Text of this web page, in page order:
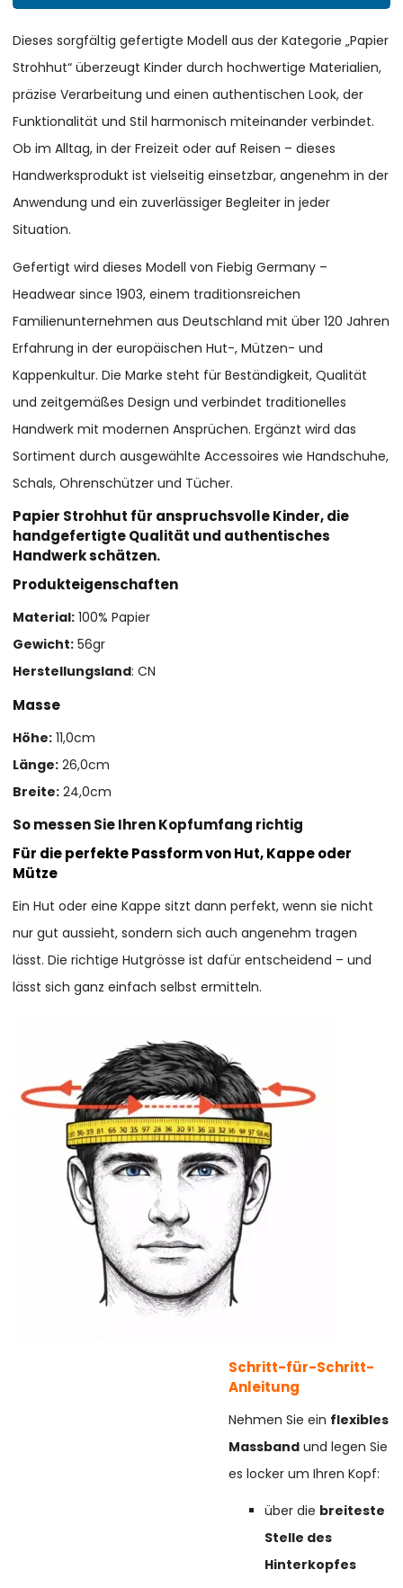
Dieses sorgfältig gefertigte Modell aus der Kategorie „Papier
Strohhut“ überzeugt Kinder durch hochwertige Materialien,
präzise Verarbeitung und einen authentischen Look, der
Funktionalität und Stil harmonisch miteinander verbindet.
Ob im Alltag, in der Freizeit oder auf Reisen – dieses
Handwerksprodukt ist vielseitig einsetzbar, angenehm in der
Anwendung und ein zuverlässiger Begleiter in jeder
Situation.
Gefertigt wird dieses Modell von Fiebig Germany –
Headwear since 1903, einem traditionsreichen
Familienunternehmen aus Deutschland mit über 120 Jahren
Erfahrung in der europäischen Hut-, Mützen- und
Kappenkultur. Die Marke steht für Beständigkeit, Qualität
und zeitgemäßes Design und verbindet traditionelles
Handwerk mit modernen Ansprüchen. Ergänzt wird das
Sortiment durch ausgewählte Accessoires wie Handschuhe,
Schals, Ohrenschützer und Tücher.
Papier Strohhut für anspruchsvolle Kinder, die
handgefertigte Qualität und authentisches
Handwerk schätzen.
Produkteigenschaften
Material: 100% Papier
Gewicht: 56gr
Herstellungsland: CN
Masse
Höhe: 11,0cm
Länge: 26,0cm
Breite: 24,0cm
So messen Sie Ihren Kopfumfang richtig
Für die perfekte Passform von Hut, Kappe oder
Mütze
Ein Hut oder eine Kappe sitzt dann perfekt, wenn sie nicht
nur gut aussieht, sondern sich auch angenehm tragen
lässt. Die richtige Hutgrösse ist dafür entscheidend – und
lässt sich ganz einfach selbst ermitteln.
Schritt-für-Schritt-
Anleitung
Nehmen Sie ein flexibles
Massband und legen Sie
es locker um Ihren Kopf:
über die breiteste
Stelle des
Hinterkopfes